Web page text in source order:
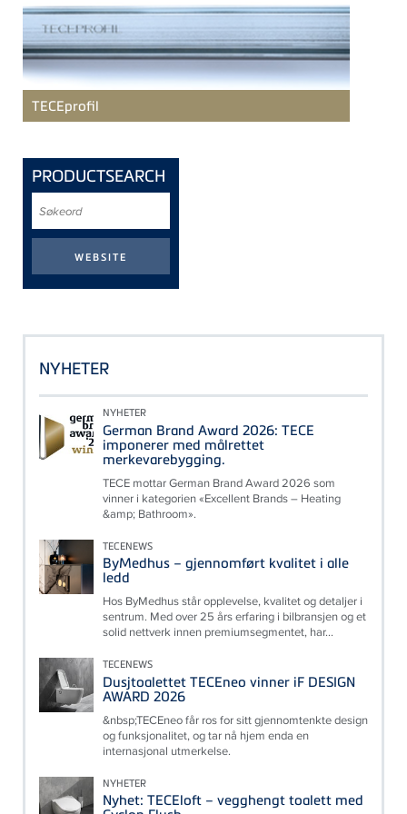
TECEprofil
PRODUCTSEARCH
NYHETER
NYHETER
German Brand Award 2026: TECE
imponerer med målrettet
merkevarebygging.
TECE mottar German Brand Award 2026 som
vinner i kategorien «Excellent Brands – Heating
&amp; Bathroom».
TECENEWS
ByMedhus – gjennomført kvalitet i alle
ledd
Hos ByMedhus står opplevelse, kvalitet og detaljer i
sentrum. Med over 25 års erfaring i bilbransjen og et
solid nettverk innen premiumsegmentet, har...
TECENEWS
Dusjtoalettet TECEneo vinner iF DESIGN
AWARD 2026
&nbsp;TECEneo får ros for sitt gjennomtenkte design
og funksjonalitet, og tar nå hjem enda en
internasjonal utmerkelse.
NYHETER
Nyhet: TECEloft – vegghengt toalett med